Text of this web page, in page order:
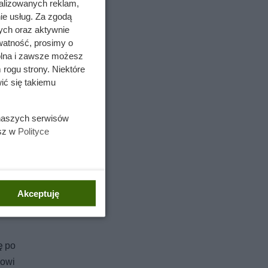
z
.
po
reklam,
usług. Za zgodą
oraz aktywnie
prosimy o
i zawsze możesz
strony. Niektóre
się takiemu
serwisów
w Polityce
Akceptuję